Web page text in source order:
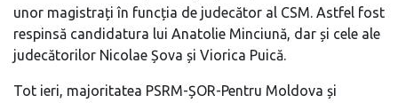
unor magistrați în funcția de judecător al CSM. Astfel fost
respinsă candidatura lui Anatolie Minciună, dar și cele ale
judecătorilor Nicolae Șova și Viorica Puică.
Tot ieri, majoritatea PSRM-ȘOR-Pentru Moldova și